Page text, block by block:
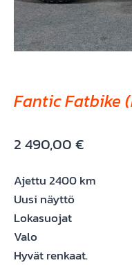
Fantic Fatbike
2 490,00€
Ajettu 2400 km
Uusi näyttö
Lokasuojat
Valo
Hyvät renkaat.